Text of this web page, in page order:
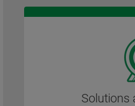
Solutions